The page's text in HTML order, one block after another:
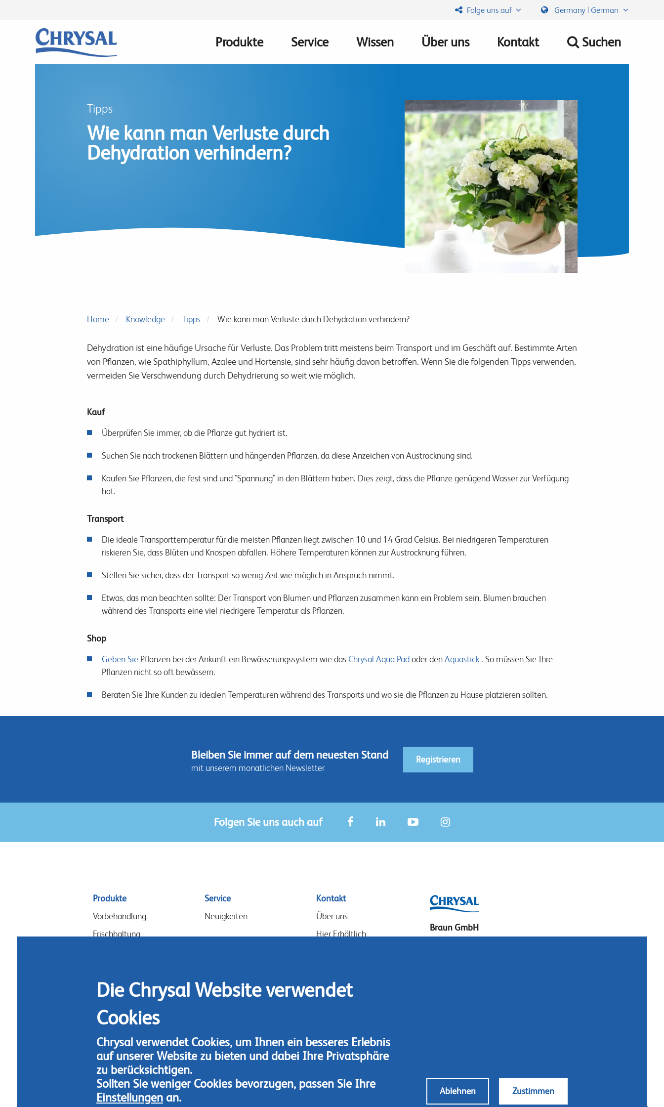
Folge uns auf Germany | German
Main
Produkte Service Wissen Über uns Kontakt Suchen
Tipps
Wie kann man Verluste durch
Dehydration verhindern?
Home Knowledge Tipps Wie kann man Verluste durch Dehydration verhindern?
Dehydration ist eine häufige Ursache für Verluste. Das Problem tritt meistens beim Transport und im Geschäft auf. Bestimmte Arten
von Pflanzen, wie Spathiphyllum, Azalee und Hortensie, sind sehr häufig davon betroffen. Wenn Sie die folgenden Tipps verwenden,
vermeiden Sie Verschwendung durch Dehydrierung so weit wie möglich.
Kauf
Überprüfen Sie immer, ob die Pflanze gut hydriert ist.
Suchen Sie nach trockenen Blättern und hängenden Pflanzen, da diese Anzeichen von Austrocknung sind.
Kaufen Sie Pflanzen, die fest sind und "Spannung" in den Blättern haben. Dies zeigt, dass die Pflanze genügend Wasser zur Verfügung
hat.
Transport
Die ideale Transporttemperatur für die meisten Pflanzen liegt zwischen 10 und 14 Grad Celsius. Bei niedrigeren Temperaturen
riskieren Sie, dass Blüten und Knospen abfallen. Höhere Temperaturen können zur Austrocknung führen.
Stellen Sie sicher, dass der Transport so wenig Zeit wie möglich in Anspruch nimmt.
Etwas, das man beachten sollte: Der Transport von Blumen und Pflanzen zusammen kann ein Problem sein. Blumen brauchen
während des Transports eine viel niedrigere Temperatur als Pflanzen.
Shop
Geben Sie Pflanzen bei der Ankunft ein Bewässerungssystem wie das Chrysal Aqua Padoder denAquastick. So müssen Sie Ihre
Pflanzen nicht so oft bewässern.
Beraten Sie Ihre Kunden zu idealen Temperaturen während des Transports und wo sie die Pflanzen zu Hause platzieren sollten.
Bleiben Sie immer auf dem neuesten Stand
mit unserem monatlichen Newsletter
Registrieren
Folgen Sie uns auch auf
Sitemap
menu
Produkte
Vorbehandlung
Frischhaltung
Hygiene
Service
Neuigkeiten
Kontakt
Über uns
Hier Erhältlich
Speak-Up Policy
Braun GmbH
Die Chrysal Website verwendet
Cookies
Chrysal verwendet Cookies, um Ihnen ein besseres Erlebnis
auf unserer Website zu bieten und dabei Ihre Privatsphäre
zu berücksichtigen.
Sollten Sie weniger Cookies bevorzugen, passen Sie Ihre
Einstellungenan. Ablehnen Zustimmen